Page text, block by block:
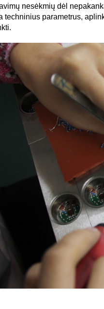
nesėkmių dėl
techninius parametrus,